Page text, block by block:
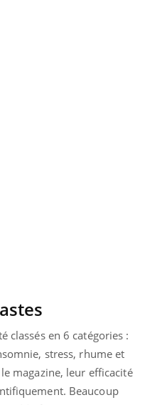
classés en 6 catégories :
stress, rhume et
magazine, leur efficacité
Beaucoup